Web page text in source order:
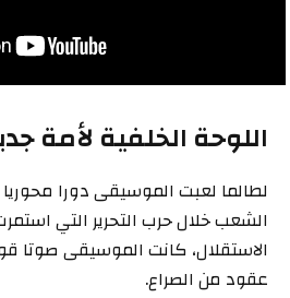
اللوحة الخلفية لأمة
لطالما لعبت الموسيقى دورا
الاستقلال، كانت الموسيقى صوتا
عقود من الصراع.